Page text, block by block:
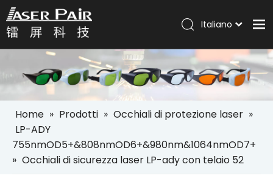
Prodotti
Soluzioni
Azienda
Servizi
Italiano
Español
Pусский
English
Home » Prodotti » Occhiali di protezione laser »
LP-ADY
755nmOD5+&808nmOD6+&980nm&1064nmOD7+
» Occhiali di sicurezza laser LP-ady con telaio 52